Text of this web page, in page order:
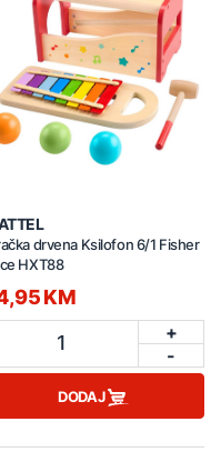
drvena Ksilofon 6/1 Fisher
HXT88
KM
1
+
-
DODAJ